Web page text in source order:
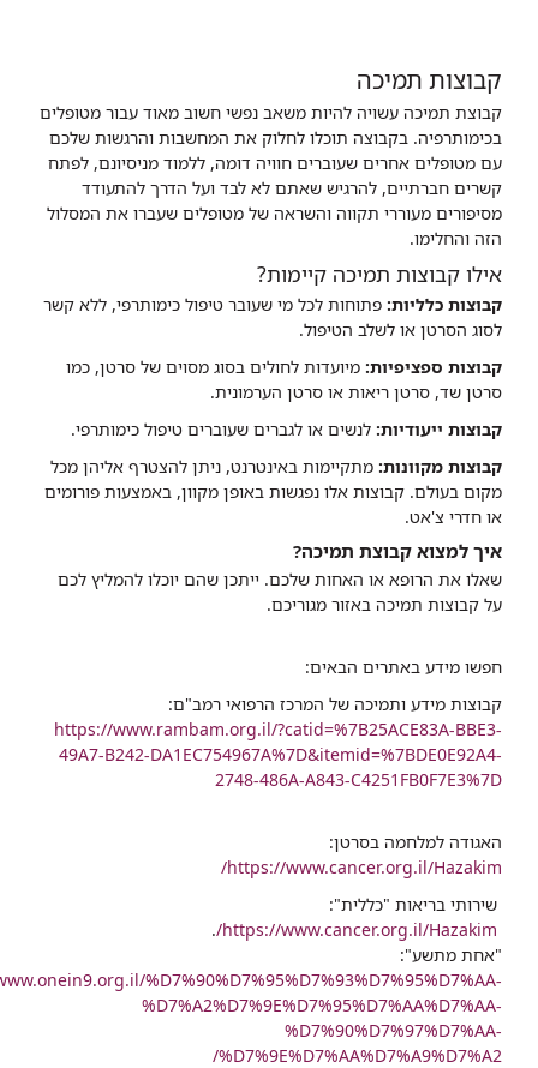
קבוצות תמיכה
קבוצת תמיכה עשויה להיות משאב נפשי חשוב מאוד עבור מטופלים
בכימותרפיה. בקבוצה תוכלו לחלוק את המחשבות והרגשות שלכם
עם מטופלים אחרים שעוברים חוויה דומה, ללמוד מניסיונם, לפתח
קשרים חברתיים, להרגיש שאתם לא לבד ועל הדרך להתעודד
מסיפורים מעוררי תקווה והשראה של מטופלים שעברו את המסלול
הזה והחלימו.
אילו קבוצות תמיכה קיימות?
קבוצות כלליות: פתוחות לכל מי שעובר טיפול כימותרפי, ללא קשר
לסוג הסרטן או לשלב הטיפול.
קבוצות ספציפיות: מיועדות לחולים בסוג מסוים של סרטן, כמו
סרטן שד, סרטן ריאות או סרטן הערמונית.
קבוצות ייעודיות: לנשים או לגברים שעוברים טיפול כימותרפי.
קבוצות מקוונות: מתקיימות באינטרנט, ניתן להצטרף אליהן מכל
מקום בעולם. קבוצות אלו נפגשות באופן מקוון, באמצעות פורומים
או חדרי צ'אט.
איך למצוא קבוצת תמיכה?
שאלו את הרופא או האחות שלכם. ייתכן שהם יוכלו להמליץ לכם
על קבוצות תמיכה באזור מגוריכם.
חפשו מידע באתרים הבאים:
קבוצות מידע ותמיכה של המרכז הרפואי רמב"ם:
https://www.rambam.org.il/?catid=%7B25ACE83A-BBE3-
49A7-B242-DA1EC754967A%7D&itemid=%7BDE0E92A4-
2748-486A-A843-C4251FB0F7E3%7D
האגודה למלחמה בסרטן:
https://www.cancer.org.il/Hazakim/
שירותי בריאות "כללית":
https://www.cancer.org.il/Hazakim/
.
"אחת מתשע":
%D7%90%D7%95%D7%93%D7%95%D7%AA-
%D7%A2%D7%9E%D7%95%D7%AA%D7%AA-
%D7%90%D7%97%D7%AA-
%D7%9E%D7%AA%D7%A9%D7%A2/